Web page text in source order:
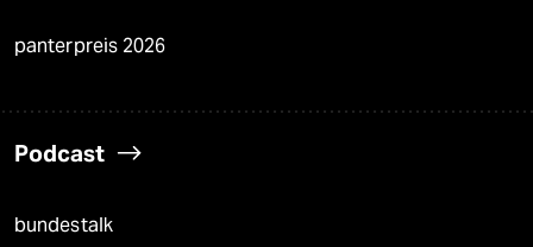
panterpreis 2026
Podcast
bundestalk